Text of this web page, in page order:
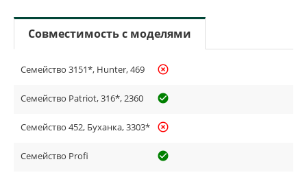
Совместимость с моделями
Семейство 3151*, Hunter, 469 highlight_off
Семейство Patriot, 316*, 2360 check_circle_outline
Семейство 452, Буханка, 3303* highlight_off
Семейство Profi check_circle_outline